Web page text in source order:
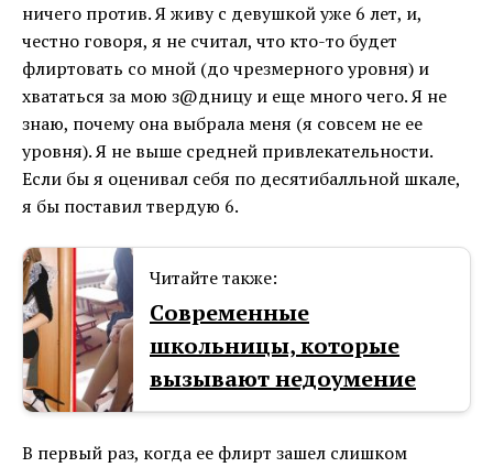
ничего против. Я живу с девушкой уже 6 лет, и,
честно говоря, я не считал, что кто-то будет
флиртовать со мной (до чрезмерного уровня) и
хвататься за мою з@дницу и еще много чего. Я не
знаю, почему она выбрала меня (я совсем не ее
уровня). Я не выше средней привлекательности.
Если бы я оценивал себя по десятибалльной шкале,
я бы поставил твердую 6.
Читайте также:
Современные
школьницы, которые
вызывают недоумение
В первый раз, когда ее флирт зашел слишком